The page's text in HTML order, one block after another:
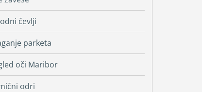
čevlji
parketa
oči Maribor
odri